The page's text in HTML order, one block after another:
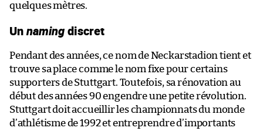
quelques mètres.
Unnamingdiscret
Pendant des années, ce nom de Neckarstadion tient et
trouve sa place comme le nom fixe pour certains
supporters de Stuttgart. Toutefois, sa rénovation au
début des années 90 engendre une petite révolution.
Stuttgart doit accueillir les championnats du monde
d’athlétisme de 1992 et entreprendre d’importants